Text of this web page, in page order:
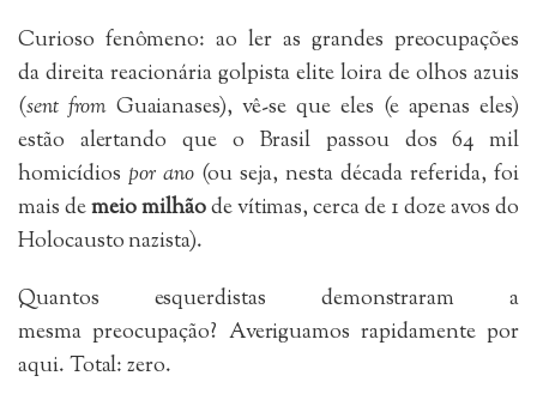
Curioso fenômeno:ao ler as grandes preocupações
dadireita reacionária golpista elite loira de olhos azuis
(sent fromGuaianases),vê-se que eles (e apenas eles)
estão alertando que o Brasil passou dos 64 mil
homicídios por ano(ou seja, nesta década referida, foi
mais demeio milhãode vítimas, cerca de 1 doze avos do
Holocausto nazista).
Quantos esquerdistas demonstraram a
mesma preocupação? Averiguamos rapidamente por
aqui. Total: zero.